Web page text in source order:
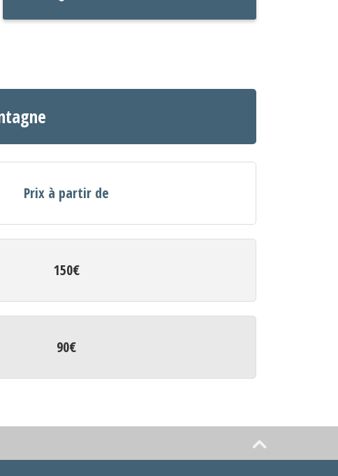
Prix à partir de
150€
90€